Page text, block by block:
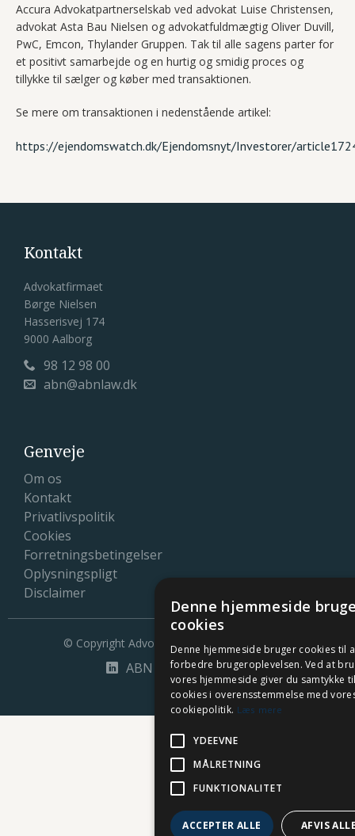
Accura Advokatpartnerselskab ved advokat Luise Christensen,
advokat Asta Bau Nielsen og advokatfuldmægtig Oliver Duvill,
PwC, Emcon, Thylander Gruppen. Tak til alle sagens parter for
et positivt samarbejde og en hurtig og smidig proces og
tillykke til sælger og køber med transaktionen.
Se mere om transaktionen i nedenstående artikel:
https://ejendomswatch.dk/Ejendomsnyt/Investorer/
Kontakt
Advokatfirmaet
Børge Nielsen
Hasserisvej 174
9000 Aalborg
 98 12 98 00
 abn@abnlaw.dk
Genveje
Om os
Kontakt
Privatlivspolitik
Cookies
Forretningsbetingelser
Oplysningspligt
Disclaimer
© Copyright Advokatfirmaet Børge Nielsen
 ABN law på LinkedIn
Denne hjemmeside
cookies
Denne hjemmeside bruger cookies til
forbedre brugeroplevelsen. Ved at
vores hjemmeside giver du samtykke
cookies i overensstemmelse med
cookiepolitik. Læs mere
YDEEVNE
MÅLRETNING
FUNKTIONALITET
ACCEPTER ALLE AFVIS